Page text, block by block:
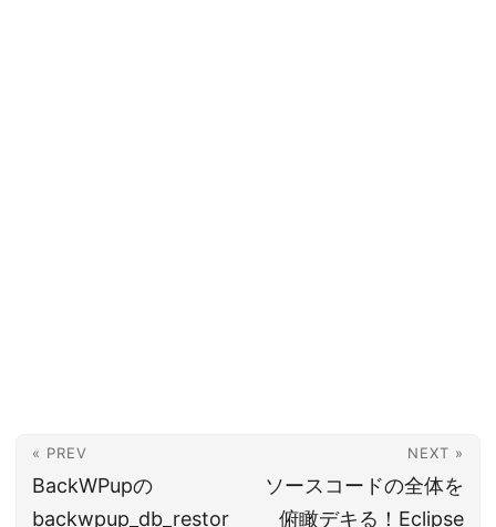
« PREV
BackWPupの
backwpup_db_restor
NEXT »
ソースコードの全体を
俯瞰デキる！Eclipse